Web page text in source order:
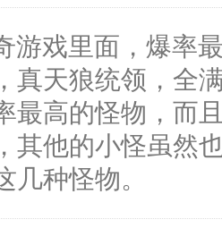
游戏里面，爆率
真天狼统领，全
最高的怪物，而
其他的小怪虽然
几种怪物。